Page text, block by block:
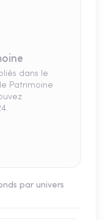
dans le
Patrimoine
par univers